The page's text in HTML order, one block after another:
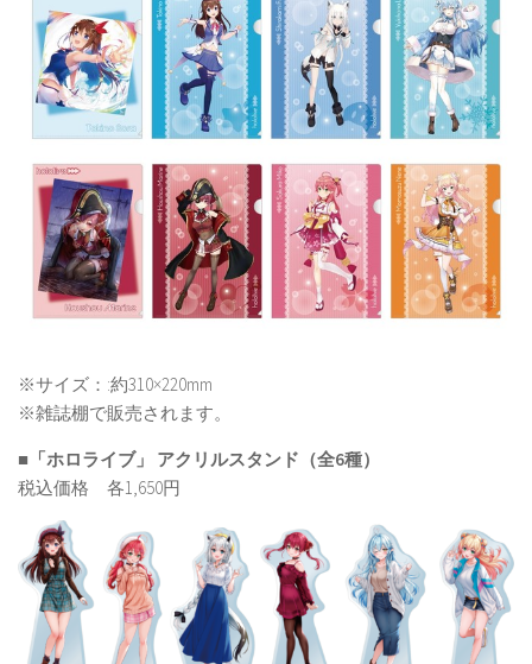
※サイズ：:約310×220mm
※雑誌棚で販売されます。
■「ホロライブ」 アクリルスタンド（全6種）
税込価格 各1,650円